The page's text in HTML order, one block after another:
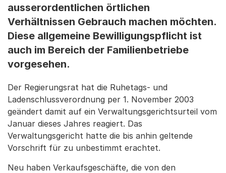
ausserordentlichen örtlichen
Verhältnissen Gebrauch machen möchten.
Diese allgemeine Bewilligungspflicht ist
auch im Bereich der Familienbetriebe
vorgesehen.
Der Regierungsrat hat die Ruhetags- und
Ladenschlussverordnung per 1. November 2003
geändert damit auf ein Verwaltungsgerichtsurteil vom
Januar dieses Jahres reagiert. Das
Verwaltungsgericht hatte die bis anhin geltende
Vorschrift für zu unbestimmt erachtet.
Neu haben Verkaufsgeschäfte, die von den